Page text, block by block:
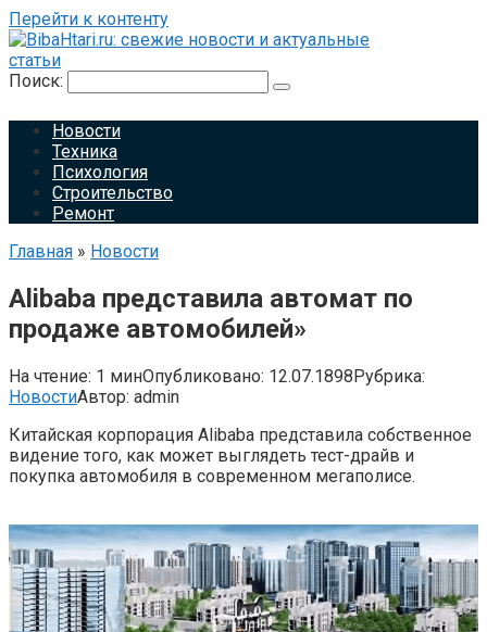
Перейти к контенту
Поиск:
Новости
Техника
Психология
Строительство
Ремонт
Главная » Новости
Alibaba представила автомат по
продаже автомобилей»
На чтение: 1 минОпубликовано: 12.07.1898Рубрика:
НовостиАвтор: admin
Китайская корпорация Alibaba представила собственное
видение того, как может выглядеть тест-драйв и
покупка автомобиля в современном мегаполисе.